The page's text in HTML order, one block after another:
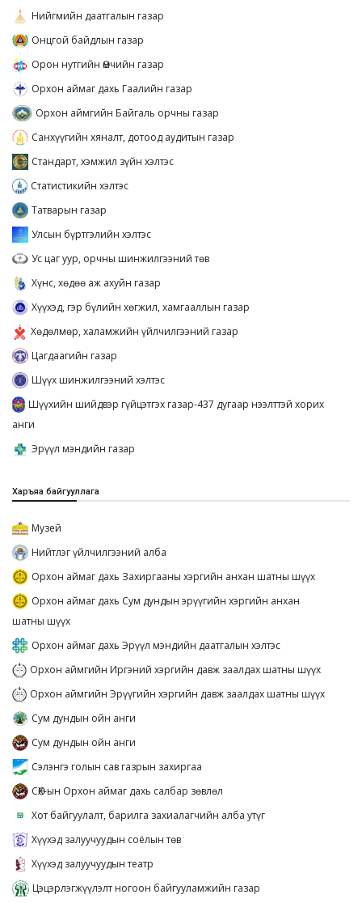
Нийгмийн даатгалын газар
Онцгой байдлын газар
Орон нутгийн Өмчийн газар
Орхон аймаг дахь Гаалийн газар
Орхон аймгийн Байгаль орчны газар
Санхүүгийн хяналт, дотоод аудитын газар
Стандарт, хэмжил зүйн хэлтэс
Статистикийн хэлтэс
Татварын газар
Улсын бүртгэлийн хэлтэс
Ус цаг уур, орчны шинжилгээний төв
Хүнс, хөдөө аж ахуйн газар
Хүүхэд, гэр бүлийн хөгжил, хамгааллын газар
Хөдөлмөр, халамжийн үйлчилгээний газар
Цагдаагийн газар
Шүүх шинжилгээний хэлтэс
Шүүхийн шийдвэр гүйцэтгэх газар-437 дугаар нээлттэй хорих
анги
Эрүүл мэндийн газар
Харъяа байгууллага
Музей
Нийтлэг үйлчилгээний алба
Орхон аймаг дахь Захиргааны хэргийн анхан шатны шүүх
Орхон аймаг дахь Сум дундын эрүүгийн хэргийн анхан
шатны шүүх
Орхон аймаг дахь Эрүүл мэндийн даатгалын хэлтэс
Орхон аймгийн Иргэний хэргийн давж заалдах шатны шүүх
Орхон аймгийн Эрүүгийн хэргийн давж заалдах шатны шүүх
Сум дундын ойн анги
Сум дундын ойн анги
Сэлэнгэ голын сав газрын захиргаа
СӨХ-ын Орхон аймаг дахь салбар зөвлөл
Хот байгуулалт, барилга захиалагчийн алба утүг
Хүүхэд залуучуудын соёлын төв
Хүүхэд залуучуудын театр
Цэцэрлэгжүүлэлт ногоон байгууламжийн газар